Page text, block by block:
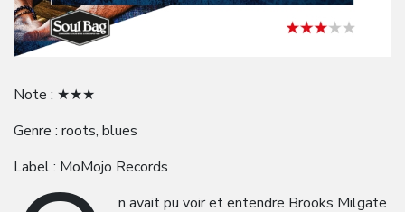
Note : ★★★
Genre : roots, blues
Label : MoMojo Records
n avait pu voir et entendre Brooks Milgate